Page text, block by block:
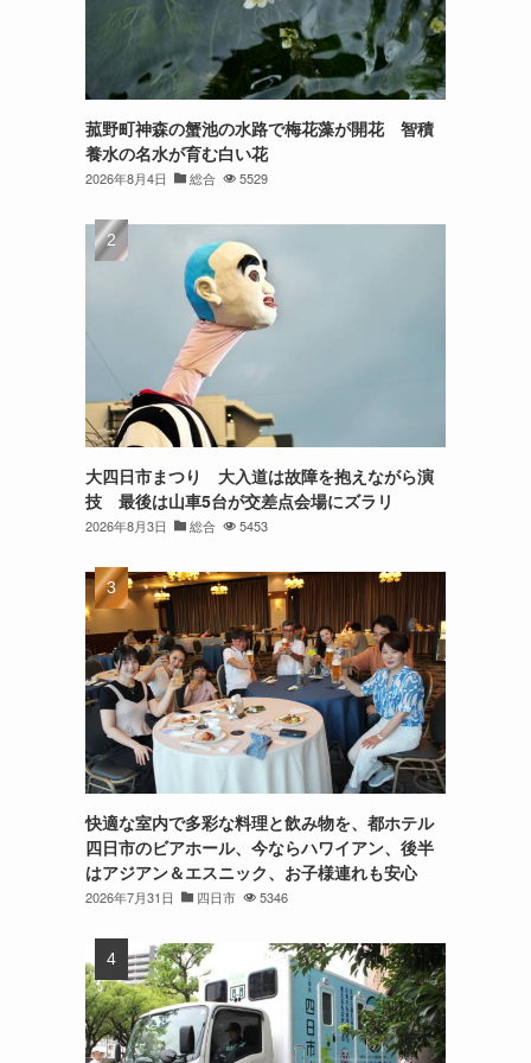
菰野町神森の蟹池の水路で梅花藻が開花 智積
養水の名水が育む白い花
2026年8月4日 総合 5529
大四日市まつり 大入道は故障を抱えながら演
技 最後は山車5台が交差点会場にズラリ
2026年8月3日 総合 5453
快適な室内で多彩な料理と飲み物を、都ホテル
四日市のビアホール、今ならハワイアン、後半
はアジアン＆エスニック、お子様連れも安心
2026年7月31日 四日市 5346